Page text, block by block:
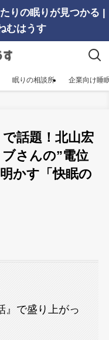
りの眠りが見つかる |
むはうす
眠りの相談所 企業向け睡
話題！北山宏
さんの”電位
かす「快眠の
』で盛り上がっ